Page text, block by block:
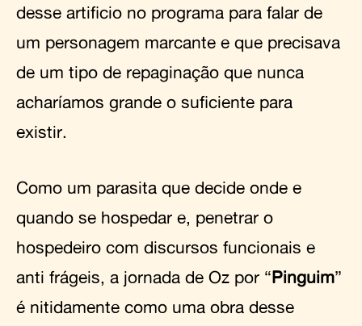
desse artificio no programa para falar de
um personagem marcante e que precisava
de um tipo de repaginação que nunca
acharíamos grande o suficiente para
existir.
Como um parasita que decide onde e
quando se hospedar e, penetrar o
hospedeiro com discursos funcionais e
anti frágeis, a jornada de Oz por “Pinguim”
é nitidamente como uma obra desse